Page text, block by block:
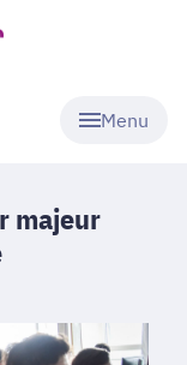
Menu
majeur